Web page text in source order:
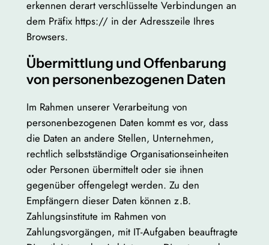
erkennen derart verschlüsselte Verbindungen an
dem Präfix https:// in der Adresszeile Ihres
Browsers.
Übermittlung und Offenbarung
von personenbezogenen Daten
Im Rahmen unserer Verarbeitung von
personenbezogenen Daten kommt es vor, dass
die Daten an andere Stellen, Unternehmen,
rechtlich selbstständige Organisationseinheiten
oder Personen übermittelt oder sie ihnen
gegenüber offengelegt werden. Zu den
Empfängern dieser Daten können z.B.
Zahlungsinstitute im Rahmen von
Zahlungsvorgängen, mit IT-Aufgaben beauftragte